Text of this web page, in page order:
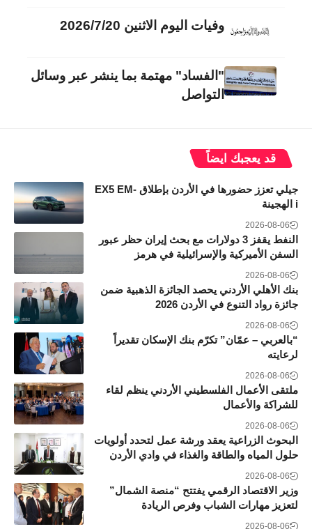
وفيات اليوم الاثنين 2026/7/20
"الفساد" مهتمة بما ينشر عبر وسائل
التواصل
قد يعجبك ايضاً
جيلي تعزز حضورها في الأردن بإطلاق EX5 EM-
i الهجينة
2026-08-06
النفط يقفز 3 دولارات مع بحث إيران حظر عبور
السفن الأميركية والإسرائيلية في هرمز
2026-08-06
بنك الأهلي الأردني يحصد الجائزة الذهبية ضمن
جائزة رواد التنوع في الأردن 2026
2026-08-06
“بالعربي – عمّان” تكرّم بنك الإسكان تقديراً
لرعايته
2026-08-06
ملتقى الأعمال الفلسطيني الأردني ينظم لقاء
للشراكة والأعمال
2026-08-06
البحوث الزراعية يعقد ورشة عمل لتحدد أولويات
حلول المياه والطاقة والغذاء في وادي الأردن
2026-08-06
وزير الاقتصاد الرقمي يفتتح “منصة الشمال”
لتعزيز مهارات الشباب وفرص الريادة
2026-08-06